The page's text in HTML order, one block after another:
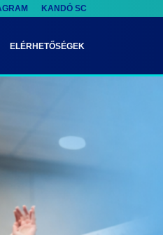
KANDÓ SC
ELÉRHETŐSÉGEK